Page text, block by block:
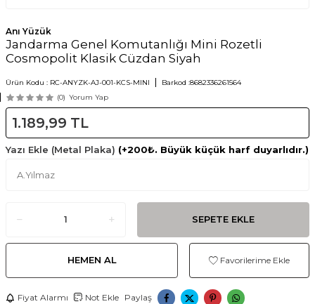
Anı Yüzük
Jandarma Genel Komutanlığı Mini Rozetli
Cosmopolit Klasik Cüzdan Siyah
Ürün Kodu : RC-ANYZK-AJ-001-KCS-MINI Barkod :8682336261564
(0) Yorum Yap
1.189,99 TL
Yazı Ekle (Metal Plaka) (+200₺. Büyük küçük harf duyarlıdır.)
SEPETE EKLE
HEMEN AL Favorilerime Ekle
Fiyat Alarmı Not Ekle Paylaş